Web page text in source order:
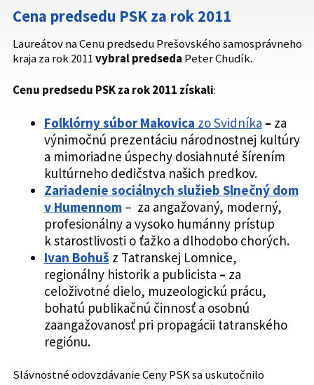
Cena predsedu PSK za rok 2011
Laureátov na Cenu predsedu Prešovského samosprávneho
kraja za rok 2011vybral predseda Peter Chudík.
Cenu predsedu PSK za rok 2011 získali:
Folklórny súbor Makovica zo Svidníka – za
výnimočnú prezentáciu národnostnej kultúry
a mimoriadne úspechy dosiahnuté šírením
kultúrneho dedičstva našich predkov.
Zariadenie sociálnych služieb Slnečný dom
v Humennom– za angažovaný, moderný,
profesionálny a vysoko humánny prístup
k starostlivosti o ťažko a dlhodobo chorých.
Ivan Bohuš z Tatranskej Lomnice,
regionálny historik a publicista – za
celoživotné dielo, muzeologickú prácu,
bohatú publikačnú činnosť a osobnú
zaangažovanosť pri propagácii tatranského
regiónu.
Slávnostné odovzdávanie Ceny PSK sa uskutočnilo